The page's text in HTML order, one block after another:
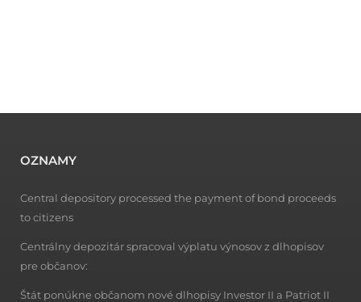
OZNAMY
Central depository processed the payment of bond proceeds
to citizens
Centrálny depozitár spracoval výplatu výnosov z dlhopisov
pre občanov:
Štát ponúkne občanom nové dlhopisy Investor II a Patriot II